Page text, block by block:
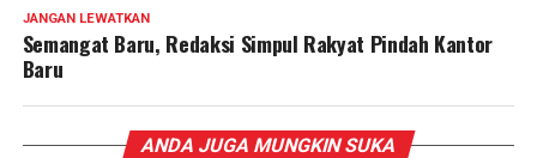
JANGAN LEWATKAN
Semangat Baru, Redaksi Simpul Rakyat Pindah Kantor
Baru
ANDA JUGA MUNGKIN SUKA